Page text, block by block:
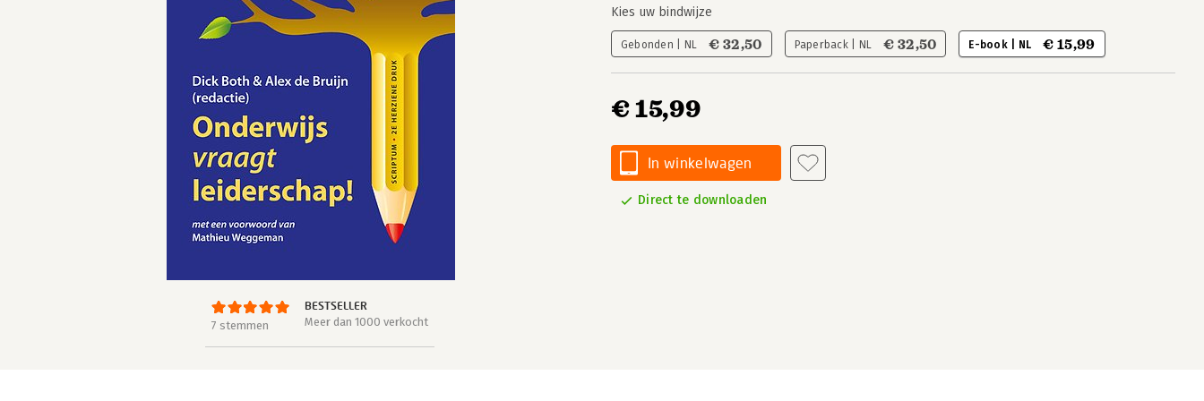
7 stemmen
BESTSELLER
Meer dan 1000 verkocht
Kies uw bindwijze
Gebonden | NL € 32,50 Paperback | NL € 32,50 E-book | NL € 15,99
€ 15,99
In winkelwagen
Direct te downloaden